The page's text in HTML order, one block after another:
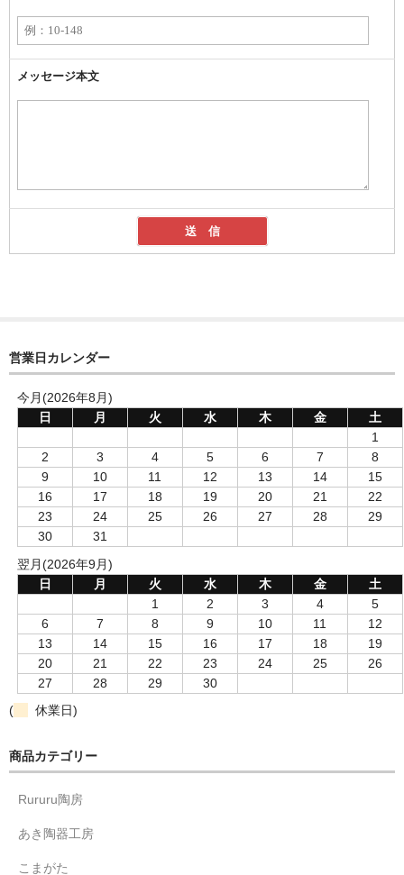
メッセージ本文
営業日カレンダー
今月(2026年8月)
日
月 火 水 木 金
土
1
2
3 4 5 6 7
8
9
10 11 12 13 14
15
16
17 18 19 20 21
22
23
24 25 26 27 28
29
30
31
翌月(2026年9月)
日
月 火 水 木 金
土
1
2 3 4
5
6
7 8 9 10 11
12
13
14 15 16 17 18
19
20
21 22 23 24 25
26
27
28 29
30
(
休業日)
商品カテゴリー
Rururu陶房
あき陶器工房
こまがた